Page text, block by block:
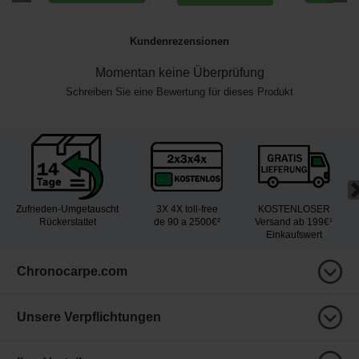
Kundenrezensionen
Momentan keine Überprüfung
Schreiben Sie eine Bewertung für dieses Produkt
Zufrieden-Umgetauscht
Rückerstattet
3X 4X toll-free
de 90 a 2500€²
KOSTENLOSER
Versand ab 199€¹
Einkaufswert
Chronocarpe.com
Unsere Verpflichtungen